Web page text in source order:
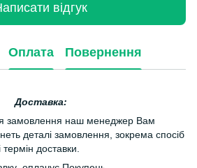
відгук
Оплата Повернення
Доставка:
замовлення наш менеджер Вам
деталі замовлення, зокрема спосіб
і термін доставки.